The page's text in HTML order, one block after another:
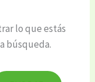
lo que estás
búsqueda.